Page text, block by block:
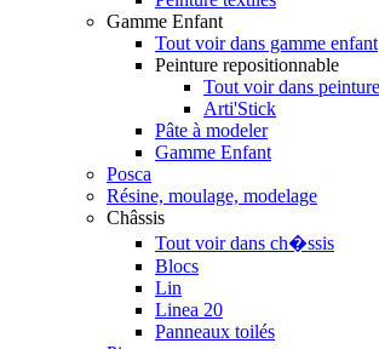
Gamme Enfant
Tout voir dans gamme enfant
Peinture repositionnable
Tout voir dans
Arti'Stick
Pâte à modeler
Gamme Enfant
Posca
Résine, moulage, modelage
Châssis
Tout voir dans ch�ssis
Blocs
Lin
Linea 20
Panneaux toilés